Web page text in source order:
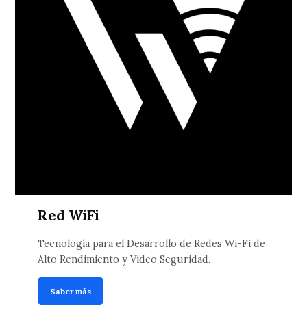
Red WiFi
Tecnología para el Desarrollo de Redes Wi-Fi de
Alto Rendimiento y Video Seguridad.
Saber más